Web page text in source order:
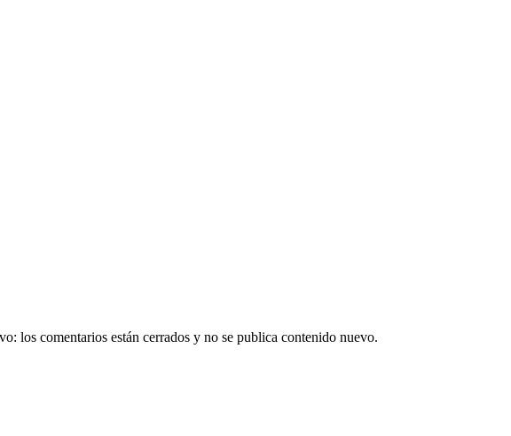
los comentarios están cerrados y no se publica contenido nuevo.